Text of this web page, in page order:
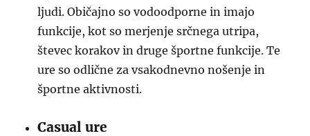
ljudi. Običajno so vodoodporne in imajo
funkcije, kot so merjenje srčnega utripa,
števec korakov in druge športne funkcije. Te
ure so odlične za vsakodnevno nošenje in
športne aktivnosti.
Casual ure